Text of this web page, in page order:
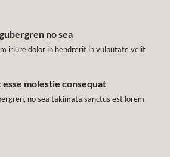
no sea
iriure dolor in hendrerit in vulputate velit
molestie consequat
no sea takimata sanctus est lorem